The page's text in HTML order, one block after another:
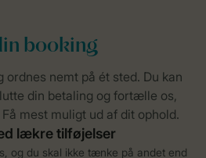
og du skal ikke tænke på andet end